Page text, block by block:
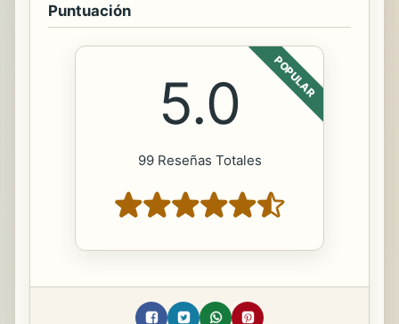
Puntuación
POPULAR
5.0
99 Reseñas Totales